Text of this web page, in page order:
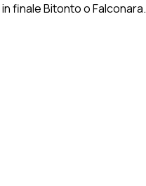
finale Bitonto o Falconara.